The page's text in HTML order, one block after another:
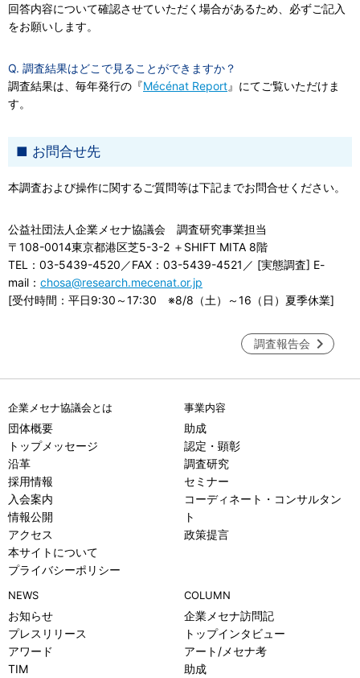
回答内容について確認させていただく場合があるため、必ずご記入
をお願いします。
Q. 調査結果はどこで見ることができますか？
調査結果は、毎年発行の『Mécénat Report』にてご覧いただけま
す。
お問合せ先
本調査および操作に関するご質問等は下記までお問合せください。
公益社団法人企業メセナ協議会 調査研究事業担当
〒108-0014東京都港区芝5-3-2 ＋SHIFT MITA 8階
TEL：03-5439-4520／FAX：03-5439-4521／ [実態調査] E-
mail： chosa@research.mecenat.or.jp
[受付時間：平日9:30～17:30 ※8/8（土）～16（日）夏季休業]
調査報告会
企業メセナ協議会とは
団体概要
トップメッセージ
沿革
採用情報
入会案内
情報公開
アクセス
本サイトについて
プライバシーポリシー
事業内容
助成
認定・顕彰
調査研究
セミナー
コーディネート・コンサルタン
ト
政策提言
NEWS
お知らせ
プレスリリース
アワード
TIM
COLUMN
企業メセナ訪問記
トップインタビュー
アート/メセナ考
助成